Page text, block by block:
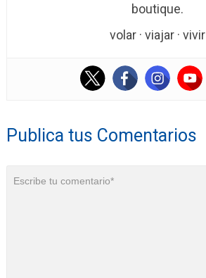
boutique.
volar · viajar · vivir
Publica tus Comentarios